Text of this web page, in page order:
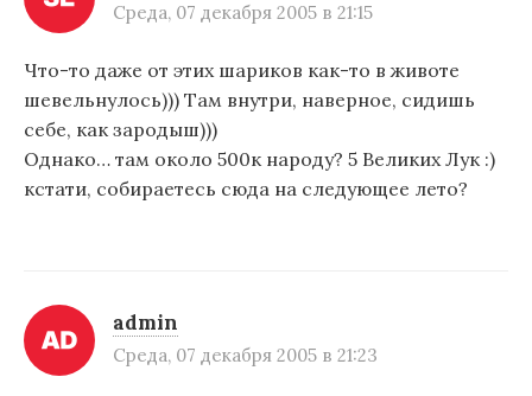
Среда, 07 декабря 2005 в 21:15
Что-то даже от этих шариков как-то в животе
шевельнулось))) Там внутри, наверное, сидишь
себе, как зародыш)))
Однако… там около 500к народу? 5 Великих Лук :)
кстати, собираетесь сюда на следующее лето?
admin
Среда, 07 декабря 2005 в 21:23